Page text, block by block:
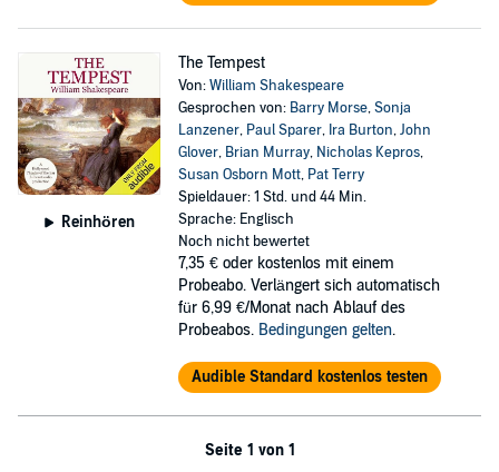
Reinhören
The Tempest
Von:William Shakespeare
Gesprochen von: Barry Morse,Sonja
Lanzener, Paul Sparer, Ira Burton,John
Glover, Brian Murray, Nicholas Kepros,
Susan Osborn Mott, Pat Terry
Spieldauer: 1 Std. und 44 Min.
Sprache: Englisch
Noch nicht bewertet
7,35 € oder kostenlos mit einem
Probeabo. Verlängert sich automatisch
für 6,99 €/Monat nach Ablauf des
Probeabos. Bedingungen gelten.
Audible Standard kostenlos testen
Seite 1 von 1